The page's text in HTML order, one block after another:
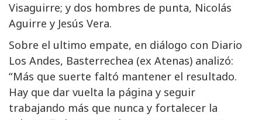
Visaguirre; y dos hombres de punta, Nicolás
Aguirre y Jesús Vera.
Sobre el ultimo empate, en diálogo con Diario
Los Andes, Basterrechea (ex Atenas) analizó:
“Más que suerte faltó mantener el resultado.
Hay que dar vuelta la página y seguir
trabajando más que nunca y fortalecer la